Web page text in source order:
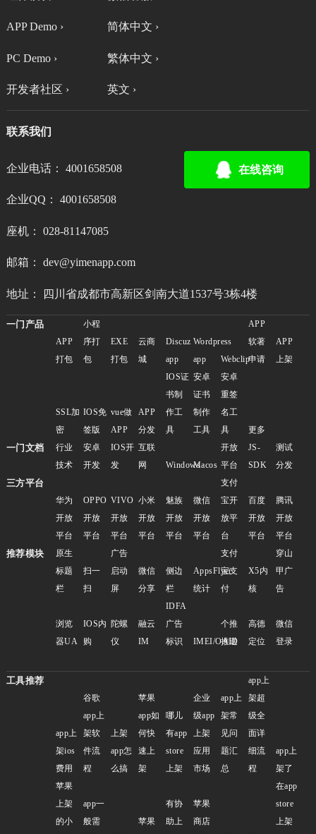
APP Demo ›
PC Demo ›
开发者社区 ›
简体中文 ›
繁体中文 ›
英文 ›
联系我们
企业电话： 4001658508
企业QQ： 4001658508
座机： 028-81147085
邮箱： dev@yimenapp.com
地址： 四川省成都市高新区剑南大道1537号3栋4楼
在线咨询
一门产品
APP
打包
小程
序打
包
EXE
打包
云商
城
Discuz
app
Wordpress
app
Webclip
APP
软著
申请
APP
上架
SSL加
密
IOS免
签版
vue做
APP
APP
分发
IOS证
书制
作工
具
安卓
证书
制作
工具
安卓
重签
名工
具
更多
一门文档
行业
技术
安卓
开发
IOS开
发
互联
网
WindowsMacos
开放
平台
JS-
SDK
测试
分发
三方平台
华为
开放
平台
OPPO
开放
平台
VIVO
开放
平台
小米
开放
平台
魅族
开放
平台
微信
开放
平台
支付
宝开
放平
台
百度
开放
平台
腾讯
开放
平台
推荐模块
原生
标题
栏
扫一
扫
广告
启动
屏
微信
分享
侧边
栏
AppsFlyer
统计
支付
宝支
付
X5内
核
穿山
甲广
告
浏览
器UA
IOS内
购
陀螺
仪
融云
IM
IDFA
广告
标识
IMEI/OAID
个推
推送
高德
定位
微信
登录
工具推荐
app上
架ios
费用
谷歌
app上
架软
件流
程
上架
app怎
么搞
苹果
app如
何快
速上
架
哪儿
有app
store
上架
企业
级app
上架
应用
市场
app上
架常
见问
题汇
总
app上
架超
级全
面详
细流
程
app上
架了
苹果
上架
的小
app一
般需
苹果
有协
助上
苹果
商店
在app
store
上架